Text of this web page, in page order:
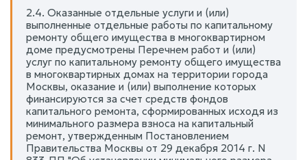
2.4. Оказанные отдельные услуги и (или)
выполненные отдельные работы по капитальному
ремонту общего имущества в многоквартирном
доме предусмотрены Перечнем работ и (или)
услуг по капитальному ремонту общего имущества
в многоквартирных домах на территории города
Москвы, оказание и (или) выполнение которых
финансируются за счет средств фондов
капитального ремонта, сформированных исходя из
минимального размера взноса на капитальный
ремонт, утвержденным Постановлением
Правительства Москвы от 29 декабря 2014 г. N